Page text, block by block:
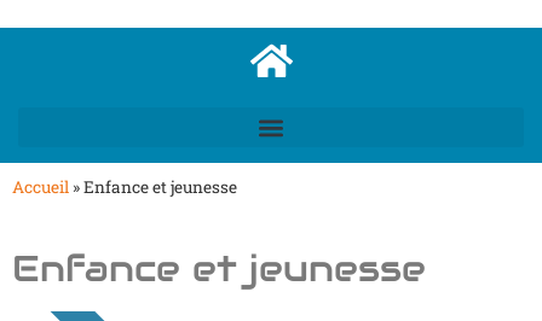
Accueil »Enfance et jeunesse
Enfance et jeunesse